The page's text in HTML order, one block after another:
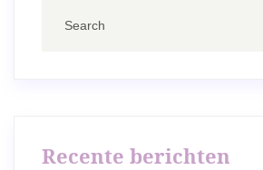
Recente berichten